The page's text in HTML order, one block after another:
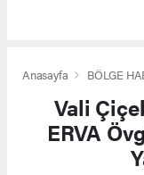
Anasayfa BÖLGE
Vali
ERVA